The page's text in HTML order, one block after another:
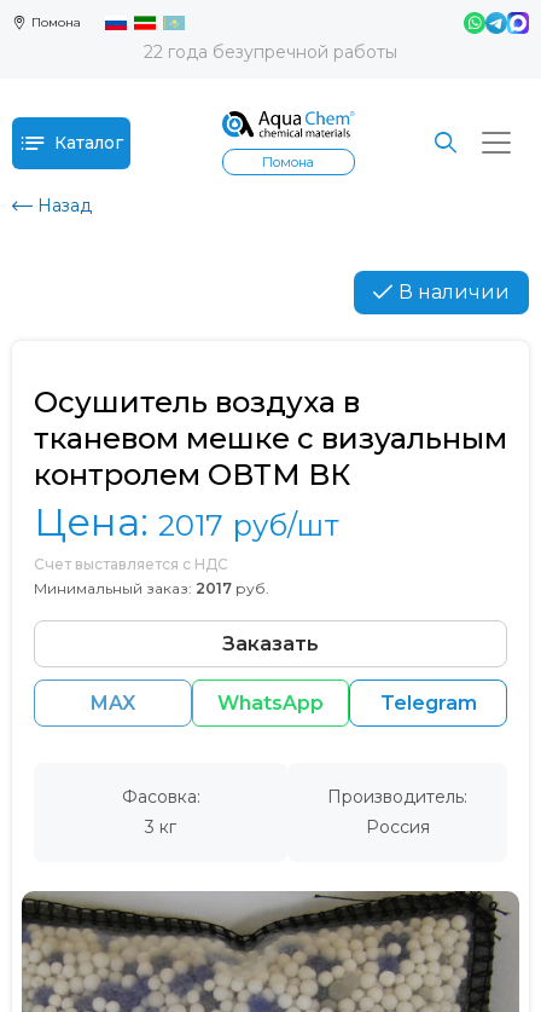
Помона
22 года безупречной работы
Каталог
Помона
Назад
В наличии
Осушитель воздуха в
тканевом мешке с визуальным
контролем ОВТМ ВК
Цена: 2017 руб/шт
Счет выставляется с НДС
Минимальный заказ: 2017 руб.
Заказать
MAX WhatsApp Telegram
Фасовка:
3 кг
Производитель:
Россия